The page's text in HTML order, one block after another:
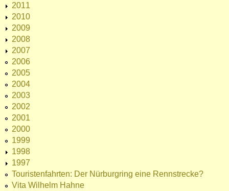
2011
2010
2009
2008
2007
2006
2005
2004
2003
2002
2001
2000
1999
1998
1997
Touristenfahrten: Der Nürburgring eine Rennstrecke?
Vita Wilhelm Hahne